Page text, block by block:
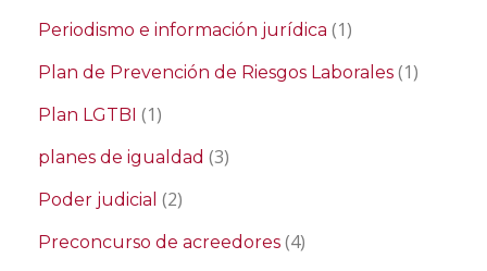
Periodismo e información jurídica (1)
Plan de Prevención de Riesgos Laborales (1)
Plan LGTBI (1)
planes de igualdad (3)
Poder judicial (2)
Preconcurso de acreedores (4)